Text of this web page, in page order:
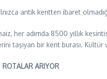
antik kentten ibaret
her adımda 8500 yıllık
taşıyan bir kent burası.
ROTALAR ARIYOR